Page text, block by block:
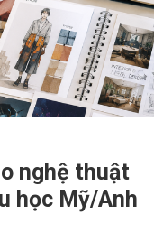
nghệ thuật
học Mỹ/Anh